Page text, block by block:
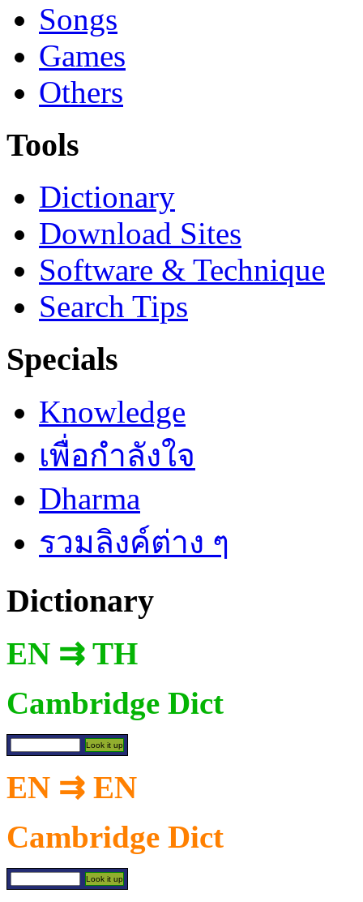
Songs
Games
Others
Tools
Dictionary
Download Sites
Software & Technique
Search Tips
Specials
Knowledge
เพื่อกำลังใจ
Dharma
รวมลิงค์ต่าง ๆ
Dictionary
EN ⇉ TH
Cambridge Dict
EN ⇉ EN
Cambridge Dict